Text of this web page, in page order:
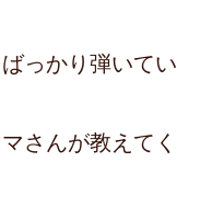
っかり弾いてい
さんが教えてく